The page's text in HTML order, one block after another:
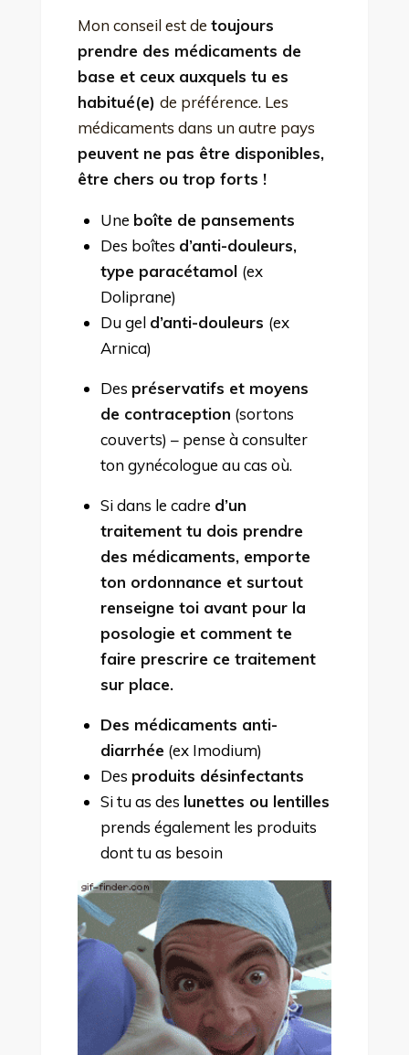
Mon conseil est de toujours
prendre des médicaments de
base et ceux auxquels tu es
habitué(e) de préférence. Les
médicaments dans un autre pays
peuvent ne pas être disponibles,
être chers ou trop forts !
Une boîte de pansements
Des boîtes d’anti-douleurs,
type paracétamol (ex
Doliprane)
Du gel d’anti-douleurs (ex
Arnica)
Des préservatifs et moyens
de contraception (sortons
couverts) – pense à consulter
ton gynécologue au cas où.
Si dans le cadre d’un
traitement tu dois prendre
des médicaments, emporte
ton ordonnance et surtout
renseigne toi avant pour la
posologie et comment te
faire prescrire ce traitement
sur place.
Des médicaments anti-
diarrhée (ex Imodium)
Des produits désinfectants
Si tu as des lunettes ou lentilles
prends également les produits
dont tu as besoin